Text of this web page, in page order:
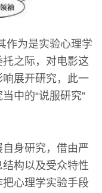
作为是实验心理学
之际，对电影这
展开研究，此一
中的“说服研究”
身研究，借由严
构以及受众特性
心理学实验手段